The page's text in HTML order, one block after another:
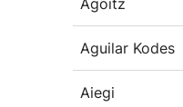
Aguilar Kodes
Aiegi